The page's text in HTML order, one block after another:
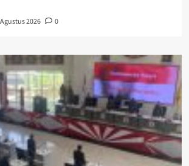
2026 0